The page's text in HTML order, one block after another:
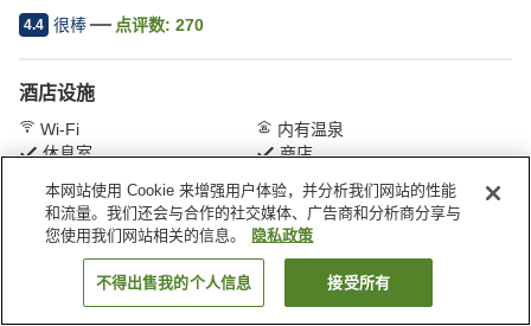
4.4 很棒 点评数: 270
酒店设施
Wi-Fi
内有温泉
休息室
商店
首页 日本 兵库县 南淡路 淡路岛海之薫旅馆
搜索客房
本网站使用 Cookie 来增强用户体验，并分析我们网站的性能
和流量。我们还会与合作的社交媒体、广告商和分析商分享与
您使用我们网站相关的信息。
隐私政策
不得出售我的个人信息 接受所有